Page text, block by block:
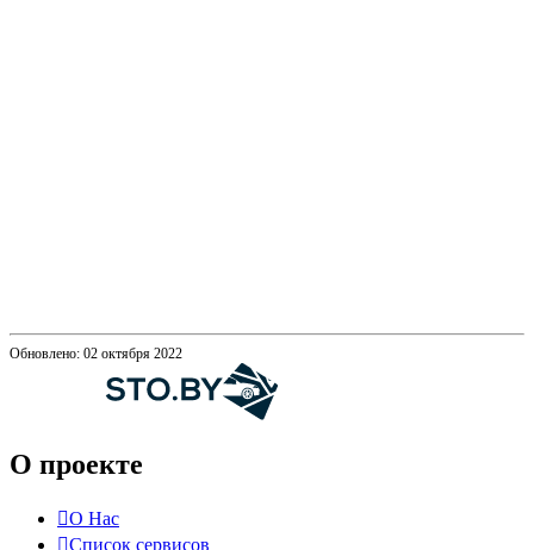
Обновлено: 02 октября 2022
О проекте
О Нас
Список сервисов